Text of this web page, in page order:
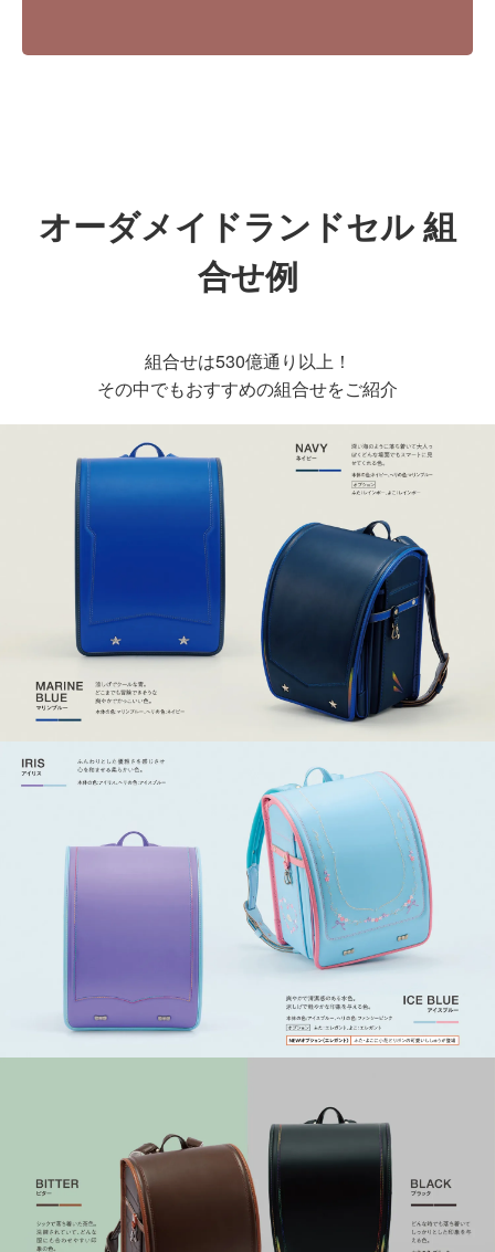
オーダメイドランドセル 組
合せ例
組合せは530億通り以上！
その中でもおすすめの組合せをご紹介